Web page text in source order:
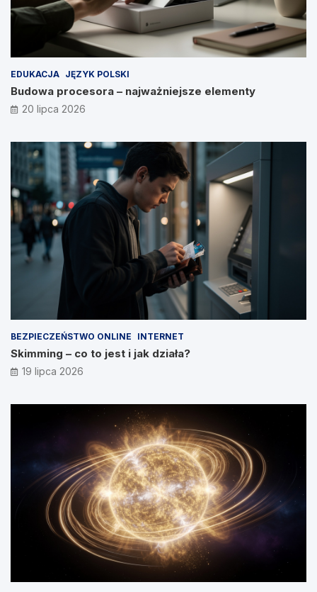
EDUKACJA JĘZYK POLSKI
Budowa procesora – najważniejsze elementy
20 lipca 2026
BEZPIECZEŃSTWO ONLINE INTERNET
Skimming – co to jest i jak działa?
19 lipca 2026